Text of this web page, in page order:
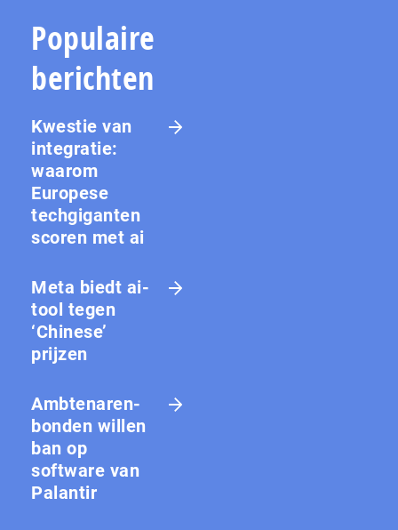
Populaire
berichten
Kwestie van
integratie:
waarom
Europese
techgiganten
scoren met ai
Meta biedt ai-
tool tegen
‘Chinese’
prijzen
Amb­te­na­ren­
bon­den willen
ban op
software van
Palantir